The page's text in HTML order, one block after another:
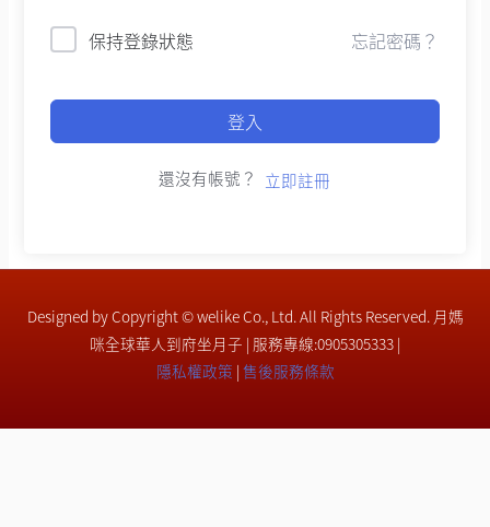
保持登錄狀態 忘記密碼？
登入
還沒有帳號？ 立即註冊
Designed by Copyright © welike Co., Ltd. All Rights Reserved. 月媽
咪全球華人到府坐月子 | 服務專線:0905305333 |
隱私權政策 | 售後服務條款